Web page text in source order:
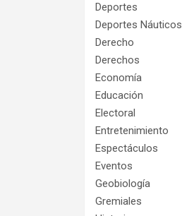
Deportes
Deportes Náuticos
Derecho
Derechos
Economía
Educación
Electoral
Entretenimiento
Espectáculos
Eventos
Geobiología
Gremiales